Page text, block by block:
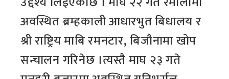
अवस्थित ब्रम्हकाली आधारभुत बिधालय र
श्री राष्ट्रिय माबि रमनटार, बिजौनामा खोप
सन्चालन गरिनेछ ।त्यस्तै माघ २३ गते